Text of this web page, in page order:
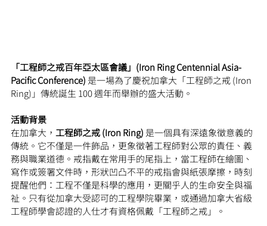
「工程師之戒百年亞太區會議」(Iron Ring Centennial Asia-
Pacific Conference) 是一場為了慶祝加拿大「工程師之戒 (Iron
Ring)」傳統誕生 100 週年而舉辦的盛大活動。
活動背景
在加拿大， 工程師之戒 (Iron Ring) 是一個具有深遠象徵意義的
傳統。它不僅是一件飾品，更象徵著工程師對公眾的責任、義
務與職業道德。戒指戴在常用手的尾指上，當工程師在繪圖、
寫作或簽署文件時，形狀凹凸不平的戒指會與紙張摩擦，時刻
提醒他們：工程不僅是科學的應用，更關乎人的生命安全與福
祉。只有從加拿大受認可的工程學院畢業，或通過加拿大省級
工程師學會認證的人仕才有資格佩戴「工程師之戒」。